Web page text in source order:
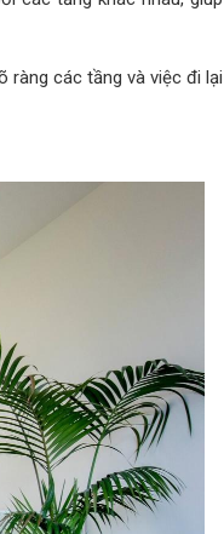
ràng các tầng và việc đi lại